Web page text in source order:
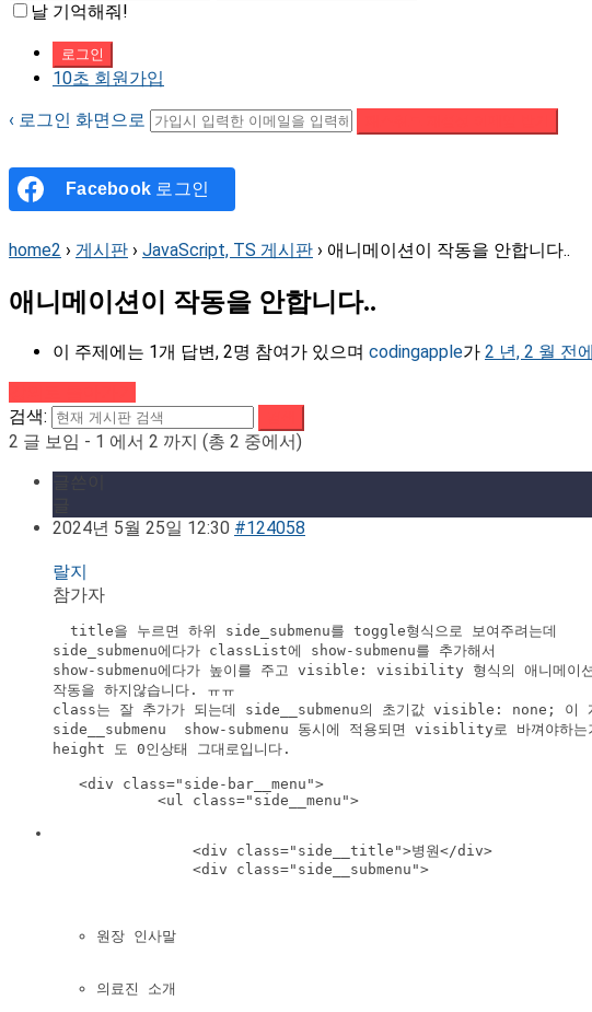
날 기억해줘!
10초 회원가입
‹ 로그인 화면으로
Facebook 로그인
home2 › 게시판 › JavaScript, TS 게시판 › 애니메이션이 작동을 안합니다..
애니메이션이 작동을 안합니다..
이 주제에는 1개 답변, 2명 참여가 있으며 codingapple가 2 년, 2 월 전에
검색:
2 글 보임 - 1 에서 2 까지 (총 2 중에서)
2024년 5월 25일 12:30 #124058
랄지
참가자
  title을 누르면 하위 side_submenu를 toggle형식으로 보여주려는데
side_submenu에다가 classList에 show-submenu를 추가해서
show-submenu에다가 높이를 주고 visible: visibility 형식의 애니메이션
작동을 하지않습니다. ㅠㅠ
class는 잘 추가가 되는데 side__submenu의 초기값 visible: none; 이
side__submenu  show-submenu 동시에 적용되면 visiblity로 바껴야하는
height 도 0인상태 그대로입니다.
<div class="side-bar__menu">
<ul class="side__menu">
                <div class="side__title">병원</div>
<div class="side__submenu">
원장 인사말
의료진 소개